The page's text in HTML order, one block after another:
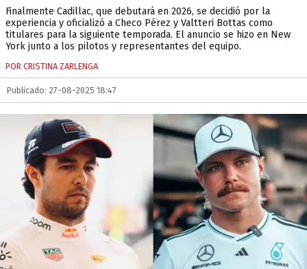
Finalmente Cadillac, que debutará en 2026, se decidió por la
experiencia y oficializó a Checo Pérez y Valtteri Bottas como
titulares para la siguiente temporada. El anuncio se hizo en New
York junto a los pilotos y representantes del equipo.
POR CRISTINA ZARLENGA
Publicado: 27-08-2025 18:47